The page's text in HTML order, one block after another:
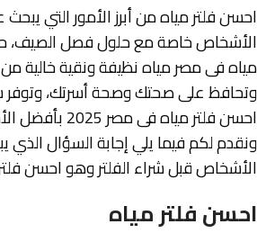
احسن فلتر مياه من أبرز الأمور التي
الأشخاص خاصة مع حلول فصل الصيف،
مياه فى مصر مياه نظيفة ونقية خالية من
وتحافظ على صحتك وصحة أسرتك،
احسن فلتر مياه
ونقدم لكم فيما يلي إجابة السؤال الذي
الأشخاص قبل شراء الفلتر وهو احسن
احسن فلتر مياه